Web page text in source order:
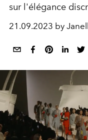
sur l'élégance
21.09.2023 by